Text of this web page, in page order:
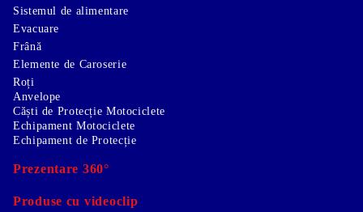
Sistemul de alimentare
Evacuare
Frână
Elemente de Caroserie
Roți
Anvelope
Căști de Protecție Motociclete
Echipament Motociclete
Echipament de Protecție
Prezentare 360°
Produse cu videoclip